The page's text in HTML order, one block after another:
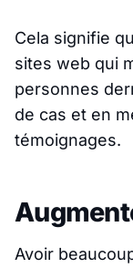
Cela signifie
sites web qui
personnes
de cas et en
témoignages.
Avoir